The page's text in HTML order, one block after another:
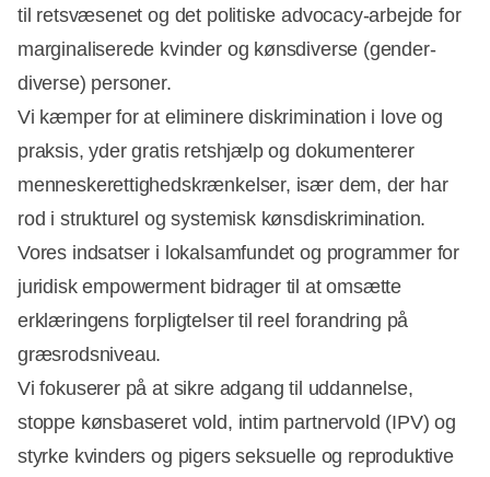
til retsvæsenet og det politiske advocacy-arbejde for
marginaliserede kvinder og kønsdiverse (gender-
diverse) personer.
Vi kæmper for at eliminere diskrimination i love og
praksis, yder gratis retshjælp og dokumenterer
menneskerettighedskrænkelser, især dem, der har
rod i strukturel og systemisk kønsdiskrimination.
Vores indsatser i lokalsamfundet og programmer for
juridisk empowerment bidrager til at omsætte
erklæringens forpligtelser til reel forandring på
græsrodsniveau.
Vi fokuserer på at sikre adgang til uddannelse,
stoppe kønsbaseret vold, intim partnervold (IPV) og
styrke kvinders og pigers seksuelle og reproduktive